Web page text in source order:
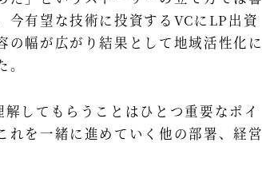
今有望な技術に投資するVCにLP出資
幅が広がり結果として地域活性化に
してもらうことはひとつ重要なポイ
れを一緒に進めていく他の部署、経営